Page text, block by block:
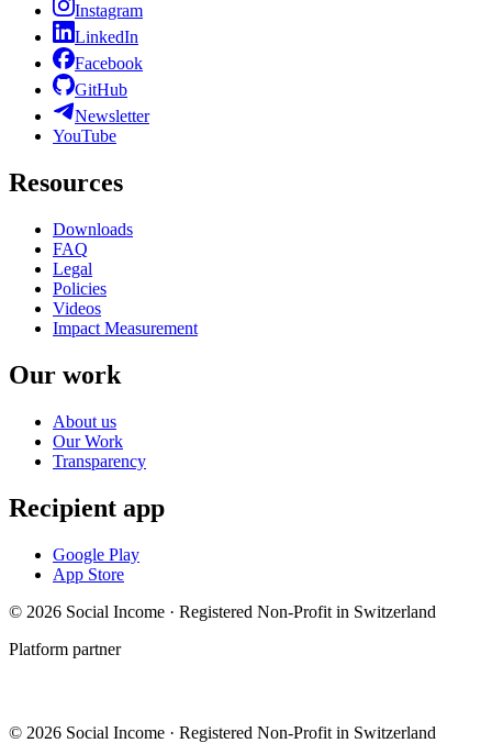
Instagram
LinkedIn
Facebook
GitHub
Newsletter
YouTube
Resources
Downloads
FAQ
Legal
Policies
Videos
Impact Measurement
Our work
About us
Our Work
Transparency
Recipient app
Google Play
App Store
© 2026 Social Income · Registered Non-Profit in Switzerland
Platform partner
© 2026 Social Income · Registered Non-Profit in Switzerland